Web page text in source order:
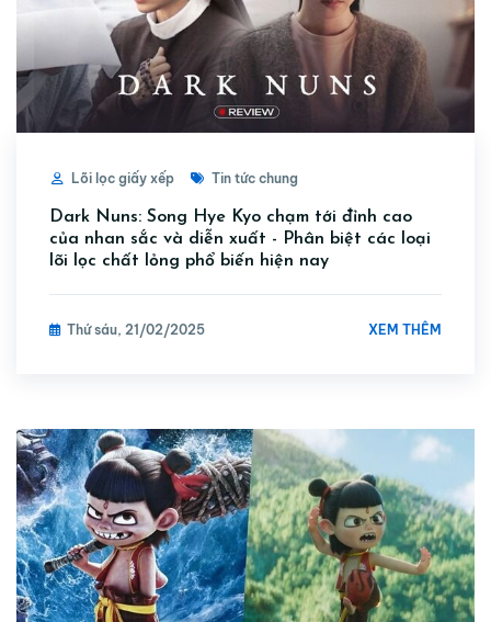
Lõi lọc giấy xếp Tin tức chung
Dark Nuns: Song Hye Kyo chạm tới đỉnh cao
của nhan sắc và diễn xuất - Phân biệt các loại
lõi lọc chất lỏng phổ biến hiện nay
Thứ sáu, 21/02/2025 XEM THÊM